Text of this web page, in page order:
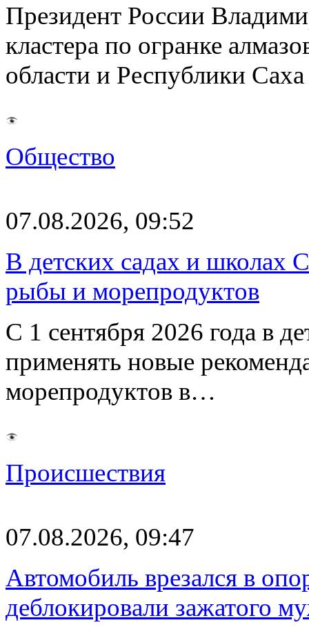
Президент России
кластера по огранке
области и Республики
Общество
07.08.2026, 09:52
В детских садах и школах
рыбы и морепродуктов
С 1 сентября 2026 года в
применять новые
морепродуктов в…
Происшествия
07.08.2026, 09:47
Автомобиль врезался в
деблокировали зажатого